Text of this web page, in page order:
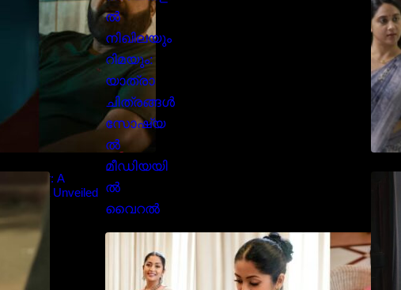
– Teaser: A
Unveiled
സാരിയിൽ സുന്ദരിയായി
മലയിലകളുടെ പ്രിയ താരം
നവ്യാ നായർ| Malayalam
favourite actress Navya Nair cute